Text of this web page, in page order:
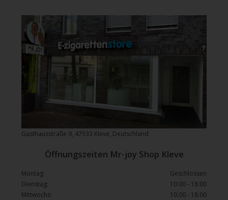
Gasthausstraße 9, 47533 Kleve, Deutschland
Öffnungszeiten Mr-joy Shop Kleve
Montag:
Geschlossen
Dienstag:
10:00 - 18:00
Mittwochs:
10:00 - 18:00